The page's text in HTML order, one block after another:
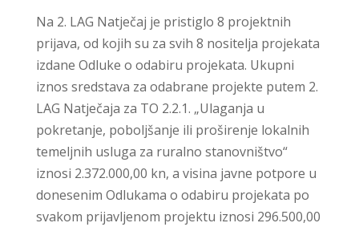
Na 2. LAG Natječaj je pristiglo 8 projektnih
prijava, od kojih su za svih 8 nositelja projekata
izdane Odluke o odabiru projekata. Ukupni
iznos sredstava za odabrane projekte putem 2.
LAG Natječaja za TO 2.2.1. „Ulaganja u
pokretanje, poboljšanje ili proširenje lokalnih
temeljnih usluga za ruralno stanovništvo“
iznosi 2.372.000,00 kn, a visina javne potpore u
donesenim Odlukama o odabiru projekata po
svakom prijavljenom projektu iznosi 296.500,00